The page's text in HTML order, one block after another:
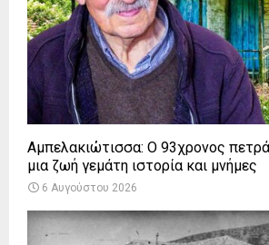
Αμπελακιώτισσα: Ο 93χρονος
μια ζωή γεμάτη ιστορία και μνήμες
6 Αυγούστου 2026